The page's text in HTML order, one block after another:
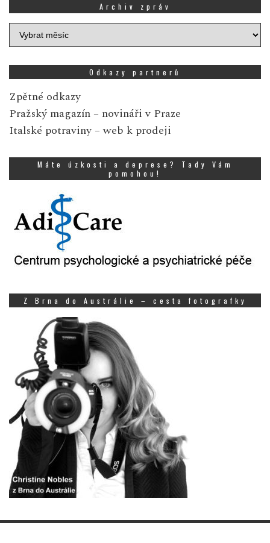
Archiv zpráv
Archiv
zpráv
Odkazy partnerů
Zpětné odkazy
Pražský magazín – novináři v Praze
Italské potraviny – web k prodeji
Máte úzkosti a deprese? Tady Vám
pomohou!
Z Brna do Austrálie – cesta fotografky